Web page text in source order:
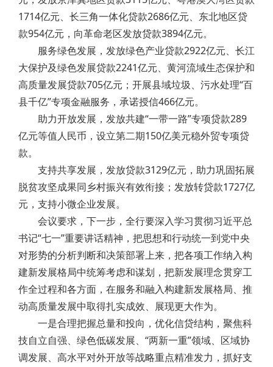
1714亿元、长三角一体化贷款2686亿元、东北地区贷
款954亿元，向革命老区发放贷款3894亿元。
服务绿色发展，发放绿色产业贷款2922亿元、长江
大保护及绿色发展贷款2241亿元、黄河流域生态保护和
高质量发展贷款705亿元；开展县域垃圾、污水处理“百
县千亿”专项金融服务，承诺授信466亿元。
助力开放发展，发放共建“一带一路”专项贷款289
亿元等值人民币，设立第二期150亿美元稳外贸专项贷
款。
支持共享发展，发放贷款3129亿元，助力巩固拓展
脱贫攻坚成果同乡村振兴有效衔接；发放转贷款1727亿
元，支持小微企业发展。
会议要求，下一步，全行要深入学习贯彻习近平总
书记“七一”重要讲话精神，把思想和行动统一到党中央
对形势的分析判断和决策部署上来，把各项工作纳入构
建新发展格局中统筹考虑和谋划，把新发展理念贯穿工
作全过程和各方面，在服务和融入构建新发展格局、推
动高质量发展中取得扎实成效、展现更大作为。
一是合理把握总量和投向，优化信贷结构，聚焦科
技自立自强、绿色低碳发展、“两新一重”领域、区域协
调发展、高水平对外开放等战略重点精准发力，抓好支